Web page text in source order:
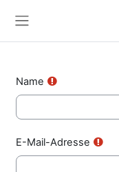
Name
E-Mail-Adresse